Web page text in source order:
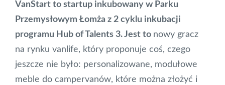
VanStart to startup inkubowany w Parku
Przemysłowym Łomża z 2 cyklu inkubacji
programu Hub of Talents 3. Jest to nowy gracz
na rynku vanlife, który proponuje coś, czego
jeszcze nie było: personalizowane, modułowe
meble do campervanów, które można złożyć i